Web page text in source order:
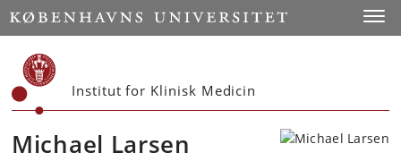
Start
Institut for Klinisk Medicin
Michael Larsen